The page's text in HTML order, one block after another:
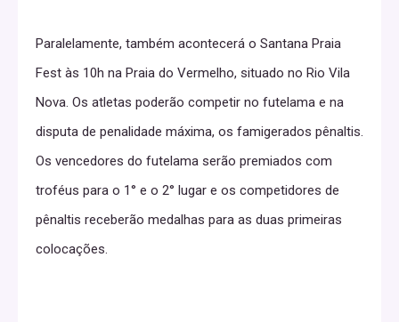
Paralelamente, também acontecerá o Santana Praia
Fest às 10h na Praia do Vermelho, situado no Rio Vila
Nova. Os atletas poderão competir no futelama e na
disputa de penalidade máxima, os famigerados pênaltis.
Os vencedores do futelama serão premiados com
troféus para o 1° e o 2° lugar e os competidores de
pênaltis receberão medalhas para as duas primeiras
colocações.